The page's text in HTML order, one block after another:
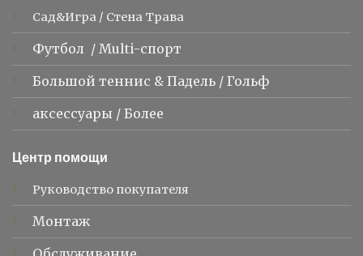
Сад&Игра/ Стена Трава
Футбол / Multi-спорт
Большой теннис & Падель / Гольф
аксессуары / Более
Центр помощи
Руководство покупателя
Монтаж